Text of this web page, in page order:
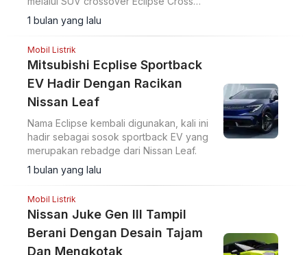
yang kemudian mendapat penyegaran
desain pada 2020.
1 bulan yang lalu
Mobil Listrik
Mitsubishi Ecplise Sportback
EV Hadir Dengan Racikan
Nissan Leaf
Nama Eclipse kembali digunakan, kali ini
hadir sebagai sosok sportback EV yang
merupakan rebadge dari Nissan Leaf.
1 bulan yang lalu
Mobil Listrik
Nissan Juke Gen III Tampil
Berani Dengan Desain Tajam
Dan Mengkotak